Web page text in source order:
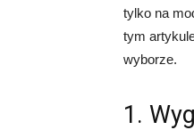
tylko na
tym
wyborze.
1.